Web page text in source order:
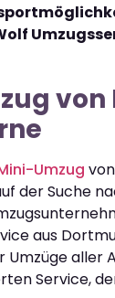
Umzug
der Suche
aus
Umzüge aller
Service,